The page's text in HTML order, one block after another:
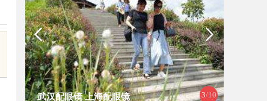
3/10
武汉配眼镜 上海配眼镜